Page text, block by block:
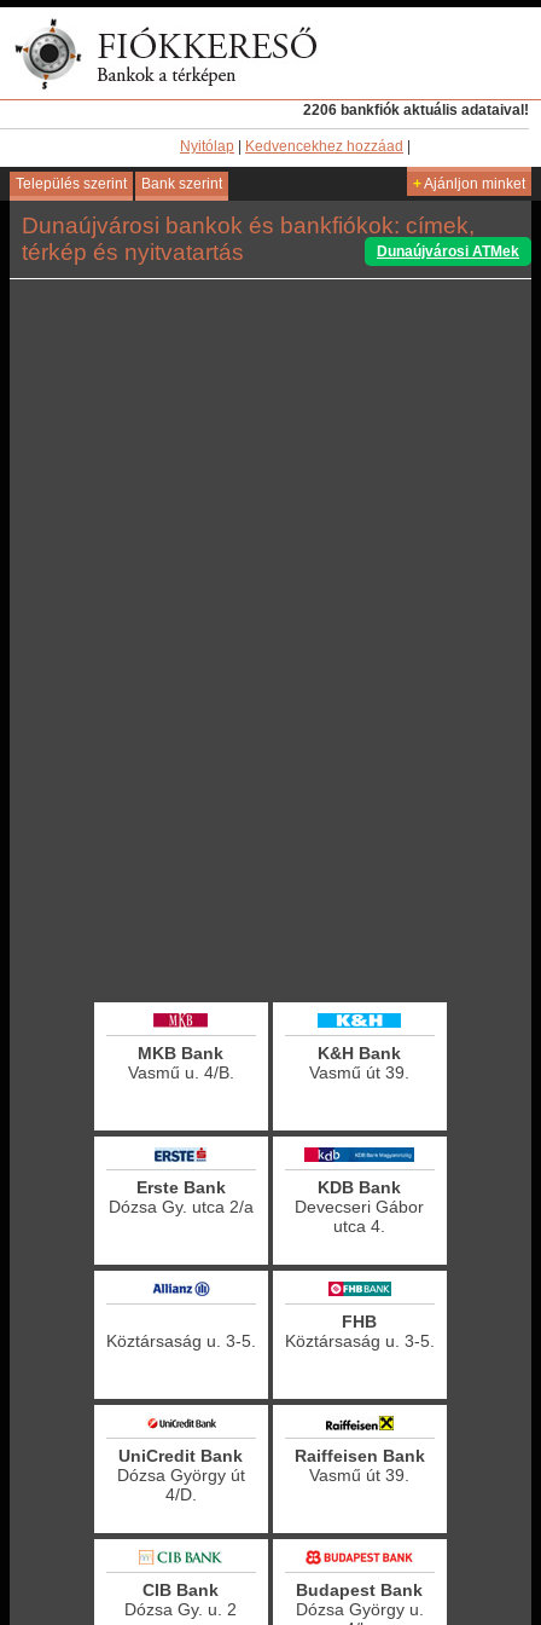
2206 bankfiók aktuális adataival!
Nyitólap Kedvencekhez hozzáad
Település szerint Bank szerint +Ajánljon minket
Dunaújvárosi bankok és bankfiókok: címek,
térkép és nyitvatartás
Dunaújvárosi ATMek
MKB Bank
Vasmű u. 4/B.
K&H Bank
Vasmű út 39.
Erste Bank
Dózsa Gy. utca 2/a
KDB Bank
Devecseri Gábor
utca 4.
Köztársaság u. 3-5.
FHB
Köztársaság u. 3-5.
UniCredit Bank
Dózsa György út
4/D.
Raiffeisen Bank
Vasmű út 39.
CIB Bank
Dózsa Gy. u. 2
Budapest Bank
Dózsa György u.